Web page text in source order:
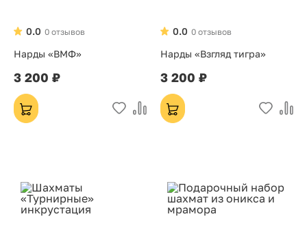
0 отзывов
0.0
Нарды «ВМФ»
3 200 ₽
0 отзывов
0.0
Нарды «Взгляд тигра»
3 200 ₽